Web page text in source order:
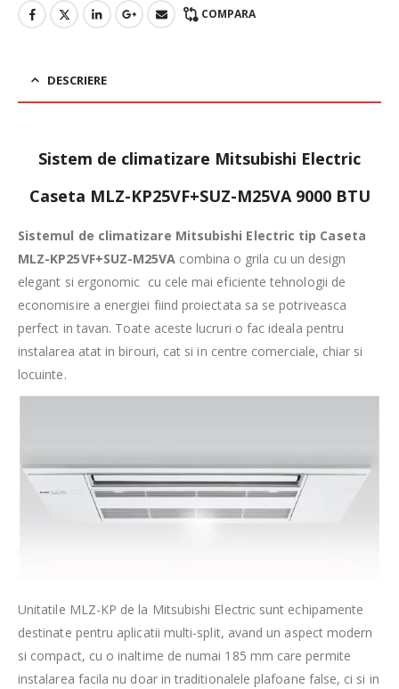
COMPARA
DESCRIERE
Sistem de climatizare Mitsubishi Electric
Caseta MLZ-KP25VF+SUZ-M25VA 9000 BTU
Sistemul de climatizare Mitsubishi Electric tip Caseta
MLZ-KP25VF+SUZ-M25VA combina o grila cu un design
elegant si ergonomic cu cele mai eficiente tehnologii de
economisire a energiei fiind proiectata sa se potriveasca
perfect in tavan. Toate aceste lucruri o fac ideala pentru
instalarea atat in ​​birouri, cat si in centre comerciale, chiar si
locuinte.
Unitatile MLZ-KP de la Mitsubishi Electric sunt echipamente
destinate pentru aplicatii multi-split, avand un aspect modern
si compact, cu o inaltime de numai 185 mm care permite
instalarea facila nu doar in traditionalele plafoane false, ci si in